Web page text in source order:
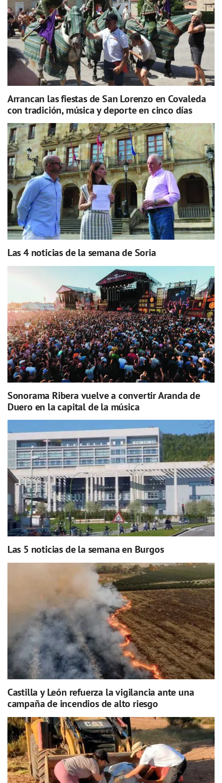
Arrancan las fiestas de San Lorenzo en Covaleda
con tradición, música y deporte en cinco días
Las 4 noticias de la semana de Soria
Sonorama Ribera vuelve a convertir Aranda de
Duero en la capital de la música
Las 5 noticias de la semana en Burgos
Castilla y León refuerza la vigilancia ante una
campaña de incendios de alto riesgo